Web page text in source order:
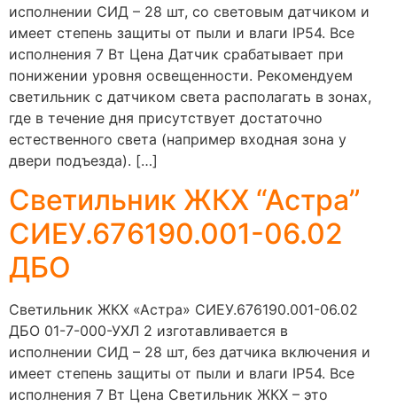
исполнении СИД – 28 шт, со световым датчиком и
имеет степень защиты от пыли и влаги IP54. Все
исполнения 7 Вт Цена Датчик срабатывает при
понижении уровня освещенности. Рекомендуем
светильник с датчиком света располагать в зонах,
где в течение дня присутствует достаточно
естественного света (например входная зона у
двери подъезда). […]
Светильник ЖКХ “Астра”
СИЕУ.676190.001-06.02
ДБО
Светильник ЖКХ «Астра» СИЕУ.676190.001-06.02
ДБО 01-7-000-УХЛ 2 изготавливается в
исполнении СИД – 28 шт, без датчика включения и
имеет степень защиты от пыли и влаги IP54. Все
исполнения 7 Вт Цена Светильник ЖКХ – это